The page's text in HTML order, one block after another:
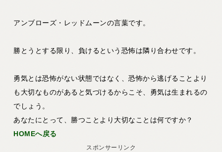
アンブローズ・レッドムーンの言葉です。
勝とうとする限り、負けるという恐怖は隣り合わせです。
勇気とは恐怖がない状態ではなく、恐怖から逃げることより
も大切なものがあると気づけるからこそ、勇気は生まれるの
でしょう。
あなたにとって、勝つことより大切なことは何ですか？
HOMEへ戻る
スポンサーリンク